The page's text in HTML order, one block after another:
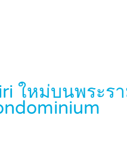
ใหม่บนพระร